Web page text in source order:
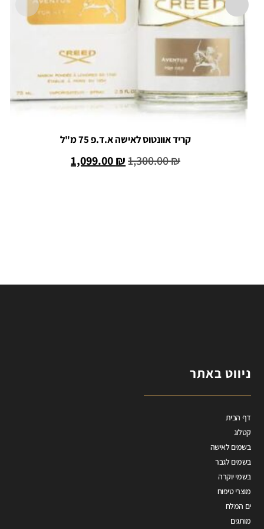
קריד אוונטוס לאישה א.ד.פ 75 מ"ל
1,300.00₪
1,099.00₪
ניווט באתר
דף הבית
קטלוג
בשמים לאישה
בשמים לגבר
בשמי יוקרה
מוצרי טיפוח
ים המלח
מותגים